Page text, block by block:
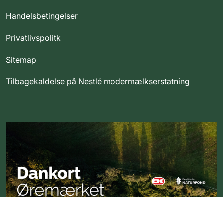
Handelsbetingelser
Privatlivspolitk
Sitemap
Tilbagekaldelse på Nestlé modermælkserstatning